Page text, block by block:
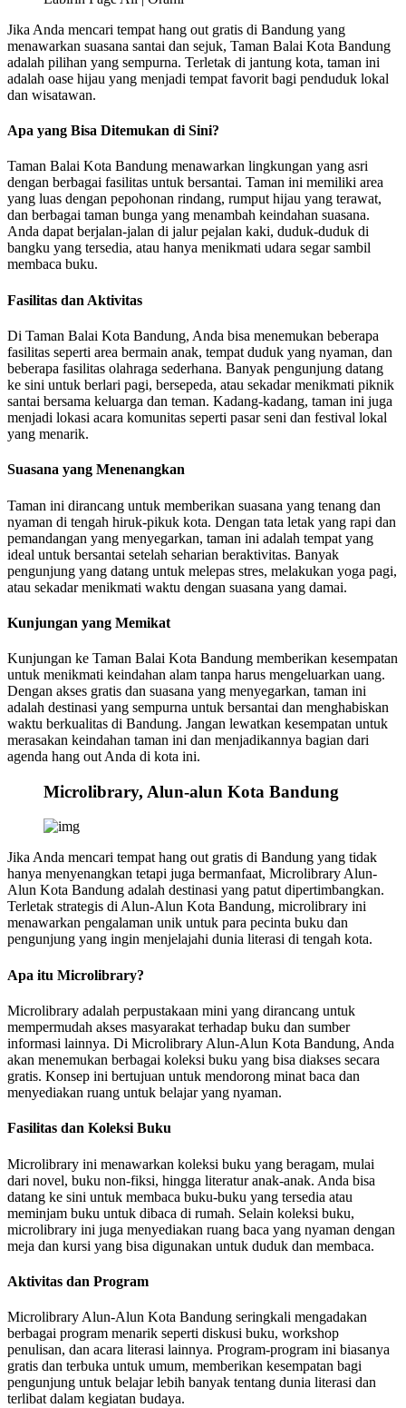
Jika Anda mencari tempat hang out gratis di Bandung yang
menawarkan suasana santai dan sejuk, Taman Balai Kota Bandung
adalah pilihan yang sempurna. Terletak di jantung kota, taman ini
adalah oase hijau yang menjadi tempat favorit bagi penduduk lokal
dan wisatawan.
Apa yang Bisa Ditemukan di Sini?
Taman Balai Kota Bandung menawarkan lingkungan yang asri
dengan berbagai fasilitas untuk bersantai. Taman ini memiliki area
yang luas dengan pepohonan rindang, rumput hijau yang terawat,
dan berbagai taman bunga yang menambah keindahan suasana.
Anda dapat berjalan-jalan di jalur pejalan kaki, duduk-duduk di
bangku yang tersedia, atau hanya menikmati udara segar sambil
membaca buku.
Fasilitas dan Aktivitas
Di Taman Balai Kota Bandung, Anda bisa menemukan beberapa
fasilitas seperti area bermain anak, tempat duduk yang nyaman, dan
beberapa fasilitas olahraga sederhana. Banyak pengunjung datang
ke sini untuk berlari pagi, bersepeda, atau sekadar menikmati piknik
santai bersama keluarga dan teman. Kadang-kadang, taman ini juga
menjadi lokasi acara komunitas seperti pasar seni dan festival lokal
yang menarik.
Suasana yang Menenangkan
Taman ini dirancang untuk memberikan suasana yang tenang dan
nyaman di tengah hiruk-pikuk kota. Dengan tata letak yang rapi dan
pemandangan yang menyegarkan, taman ini adalah tempat yang
ideal untuk bersantai setelah seharian beraktivitas. Banyak
pengunjung yang datang untuk melepas stres, melakukan yoga pagi,
atau sekadar menikmati waktu dengan suasana yang damai.
Kunjungan yang Memikat
Kunjungan ke Taman Balai Kota Bandung memberikan kesempatan
untuk menikmati keindahan alam tanpa harus mengeluarkan uang.
Dengan akses gratis dan suasana yang menyegarkan, taman ini
adalah destinasi yang sempurna untuk bersantai dan menghabiskan
waktu berkualitas di Bandung. Jangan lewatkan kesempatan untuk
merasakan keindahan taman ini dan menjadikannya bagian dari
agenda hang out Anda di kota ini.
Microlibrary, Alun-alun Kota Bandung
Jika Anda mencari tempat hang out gratis di Bandung yang tidak
hanya menyenangkan tetapi juga bermanfaat, Microlibrary Alun-
Alun Kota Bandung adalah destinasi yang patut dipertimbangkan.
Terletak strategis di Alun-Alun Kota Bandung, microlibrary ini
menawarkan pengalaman unik untuk para pecinta buku dan
pengunjung yang ingin menjelajahi dunia literasi di tengah kota.
Apa itu Microlibrary?
Microlibrary adalah perpustakaan mini yang dirancang untuk
mempermudah akses masyarakat terhadap buku dan sumber
informasi lainnya. Di Microlibrary Alun-Alun Kota Bandung, Anda
akan menemukan berbagai koleksi buku yang bisa diakses secara
gratis. Konsep ini bertujuan untuk mendorong minat baca dan
menyediakan ruang untuk belajar yang nyaman.
Fasilitas dan Koleksi Buku
Microlibrary ini menawarkan koleksi buku yang beragam, mulai
dari novel, buku non-fiksi, hingga literatur anak-anak. Anda bisa
datang ke sini untuk membaca buku-buku yang tersedia atau
meminjam buku untuk dibaca di rumah. Selain koleksi buku,
microlibrary ini juga menyediakan ruang baca yang nyaman dengan
meja dan kursi yang bisa digunakan untuk duduk dan membaca.
Aktivitas dan Program
Microlibrary Alun-Alun Kota Bandung seringkali mengadakan
berbagai program menarik seperti diskusi buku, workshop
penulisan, dan acara literasi lainnya. Program-program ini biasanya
gratis dan terbuka untuk umum, memberikan kesempatan bagi
pengunjung untuk belajar lebih banyak tentang dunia literasi dan
terlibat dalam kegiatan budaya.